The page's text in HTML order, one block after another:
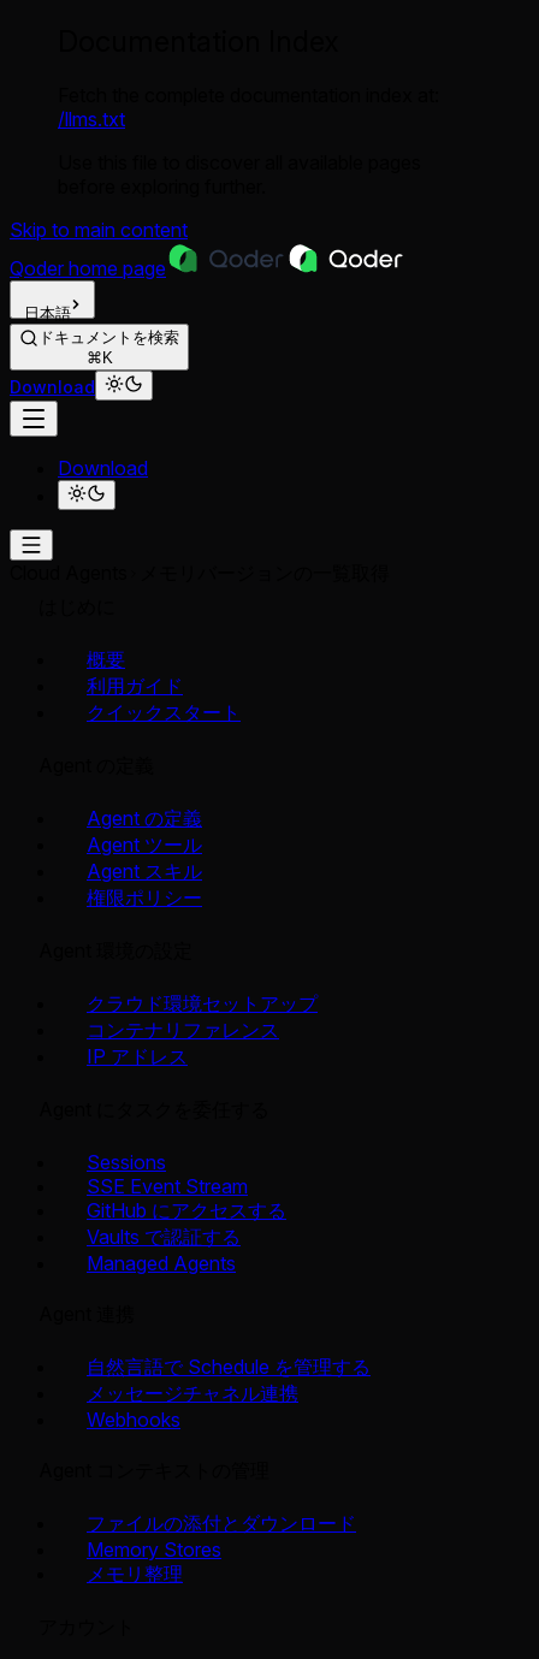
/llms.txt
Skip to main content
Qoder home page
日本語
ドキュメントを検索
⌘K
Download
Download
概要
利用ガイド
クイックスタート
Agent の定義
Agent ツール
Agent スキル
権限ポリシー
クラウド環境セットアップ
コンテナリファレンス
IP アドレス
Sessions
SSE Event Stream
GitHub にアクセスする
Vaults で認証する
Managed Agents
自然言語で Schedule を管理する
メッセージチャネル連携
Webhooks
ファイルの添付とダウンロード
Memory Stores
メモリ整理